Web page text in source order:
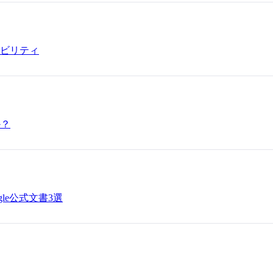
リティ
公式文書3選